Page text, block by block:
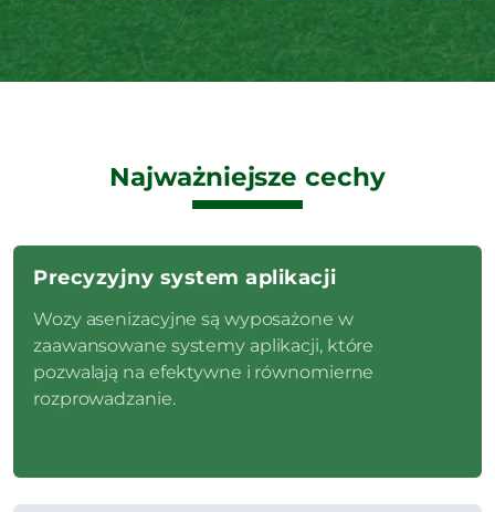
Najważniejsze cechy
Precyzyjny system aplikacji
Wozy asenizacyjne są wyposażone w
zaawansowane systemy aplikacji, które
pozwalają na efektywne i równomierne
rozprowadzanie.